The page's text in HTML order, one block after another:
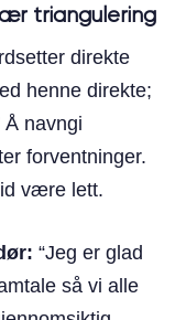
triangulering
direkte
henne direkte;
navngi
forventninger.
være lett.
“Jeg er glad
så vi alle